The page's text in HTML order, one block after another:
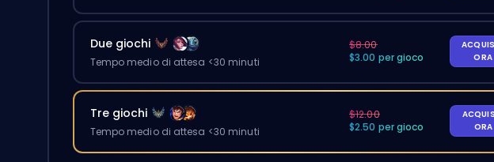
Due giochi
Tempo medio di attesa <30 minuti
$8.00
$3.00 per gioco
ORA
Tre giochi
Tempo medio di attesa <30 minuti
$12.00
$2.50 per gioco
ORA